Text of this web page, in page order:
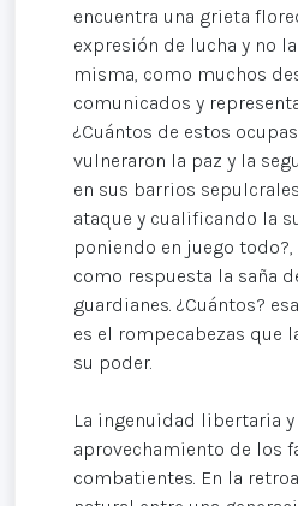
encuentra una grieta
expresión de lucha y no
misma, como muchos
comunicados y
¿Cuántos de estos
vulneraron la paz y la
en sus barrios
ataque y cualificando la
poniendo en juego
como respuesta la saña
guardianes. ¿Cuántos?
es el rompecabezas que
su poder.
La ingenuidad libertaria y
aprovechamiento de los
combatientes. En la